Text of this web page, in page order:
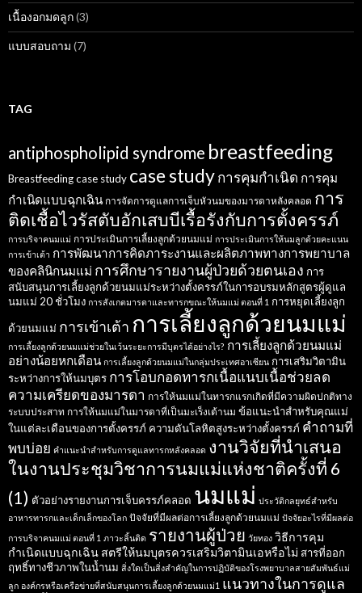
เนื้องอกมดลูก(3)
แบบสอบถาม (7)
TAG
antiphospholipid syndrome breastfeeding
Breastfeeding case study case studyการคุมกำเนิด การคุม
กำเนิดแบบฉุกเฉิน การจัดการดูแลการเจ็บหัวนมของมารดาหลังคลอด การ
ติดเชื้อไวรัสตับอักเสบบีเรื้อรังกับการตั้งครรภ์
การบริจาคนมแม่ การประเมินการเลี้ยงลูกด้วยนมแม่ การประเมินการให้นมลูกด้วยคะแนน
การเข้าเต้า การพัฒนาการคิดภาระงานและผลิตภาพทางการพยาบาล
ของคลินิกนมแม่ การศึกษารายงานผู้ป่วยด้วยตนเอง การ
สนับสนุนการเลี้ยงลูกด้วยนมแม่ระหว่างตั้งครรภ์ในการอบรมหลักสูตรผู้ดูแล
นมแม่ 20 ชั่วโมง การสังเกตมารดาและทารกขณะให้นมแม่ ตอนที่ 1 การหยุดเลี้ยงลูก
ด้วยนมแม่ การเข้าเต้า การเลี้ยงลูกด้วยนมแม่
การเลี้ยงลูกด้วยนมแม่ช่วยในเว้นระยะการมีบุตรได้อย่างไร? การเลี้ยงลูกด้วยนมแม่
อย่างน้อยหกเดือน การเลี้ยงลูกด้วยนมแม่ในกลุ่มประเทศอาเซียน การเสริมวิตามิน
ระหว่างการให้นมบุตร การโอบกอดทารกเนื้อแนบเนื้อช่วยลด
ความเครียดของมารดา การให้นมแม่ในทารกแรกเกิดที่มีความผิดปกติทาง
ระบบประสาท การให้นมแม่ในมารดาที่เป็นมะเร็งเต้านม ข้อแนะนำสำหรับคุณแม่
ในแต่ละเดือนของการตั้งครรภ์ ความดันโลหิตสูงระหว่างตั้งครรภ์ คำถามที่
พบบ่อย คำแนะนำสำหรับการดูแลทารกหลังคลอด งานวิจัยที่นำเสนอ
ในงานประชุมวิชาการนมแม่แห่งชาติครั้งที่ 6
(1) ตัวอย่างรายงานการเจ็บครรภ์คลอด นมแม่ ประวัติกลยุทธ์สำหรับ
อาหารทารกและเด็กเล็กของโลก ปัจจัยที่มีผลต่อการเลี้ยงลูกด้วยนมแม่ ปัจจัยอะไรที่มีผลต่อ
การบริจาคนมแม่ ตอนที่ 1 ภาวะลิ้นติด รายงานผู้ป่วย วัยทอง วิธีการคุม
กำเนิดแบบฉุกเฉิน สตรีให้นมบุตรควรเสริมวิตามินเอหรือไม่ สารที่ออก
ฤทธิ์ทางชีวภาพในน้ำนม สิ่งใดเป็นสิ่งสำคัญในการปฏิบัติของโรงพยาบาลสายสัมพันธ์แม่
ลูก องค์กรหรือเครือข่ายที่สนับสนุนการเลี้ยงลูกด้วยนมแม่1 แนวทางในการดูแล